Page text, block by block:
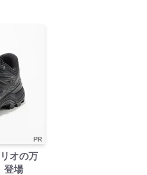
PR
オの万
登場